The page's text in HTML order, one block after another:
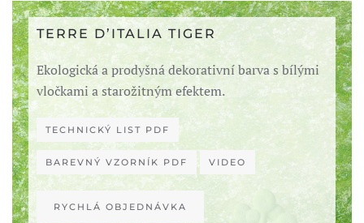
TERRE D’ITALIA TIGER
Ekologická a prodyšná dekorativní barva s bílými
vločkami a starožitným efektem.
TECHNICKÝ LIST PDF
BAREVNÝ VZORNÍK PDF VIDEO
RYCHLÁ OBJEDNÁVKA